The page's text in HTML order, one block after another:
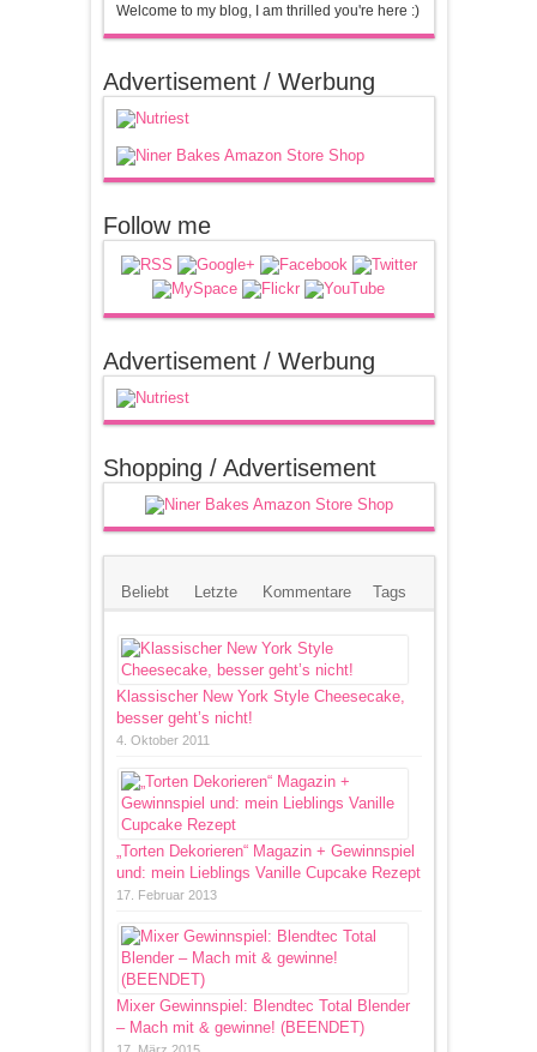
Welcome to my blog, I am thrilled you're here :)
Advertisement / Werbung
Follow me
Advertisement / Werbung
Shopping / Advertisement
Beliebt Letzte Kommentare Tags
Klassischer New York Style Cheesecake,
besser geht’s nicht!
4. Oktober 2011
„Torten Dekorieren“ Magazin + Gewinnspiel
und: mein Lieblings Vanille Cupcake Rezept
17. Februar 2013
Mixer Gewinnspiel: Blendtec Total Blender
– Mach mit & gewinne! (BEENDET)